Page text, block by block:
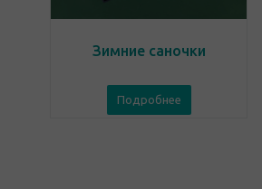
Зимние саночки
Подробнее